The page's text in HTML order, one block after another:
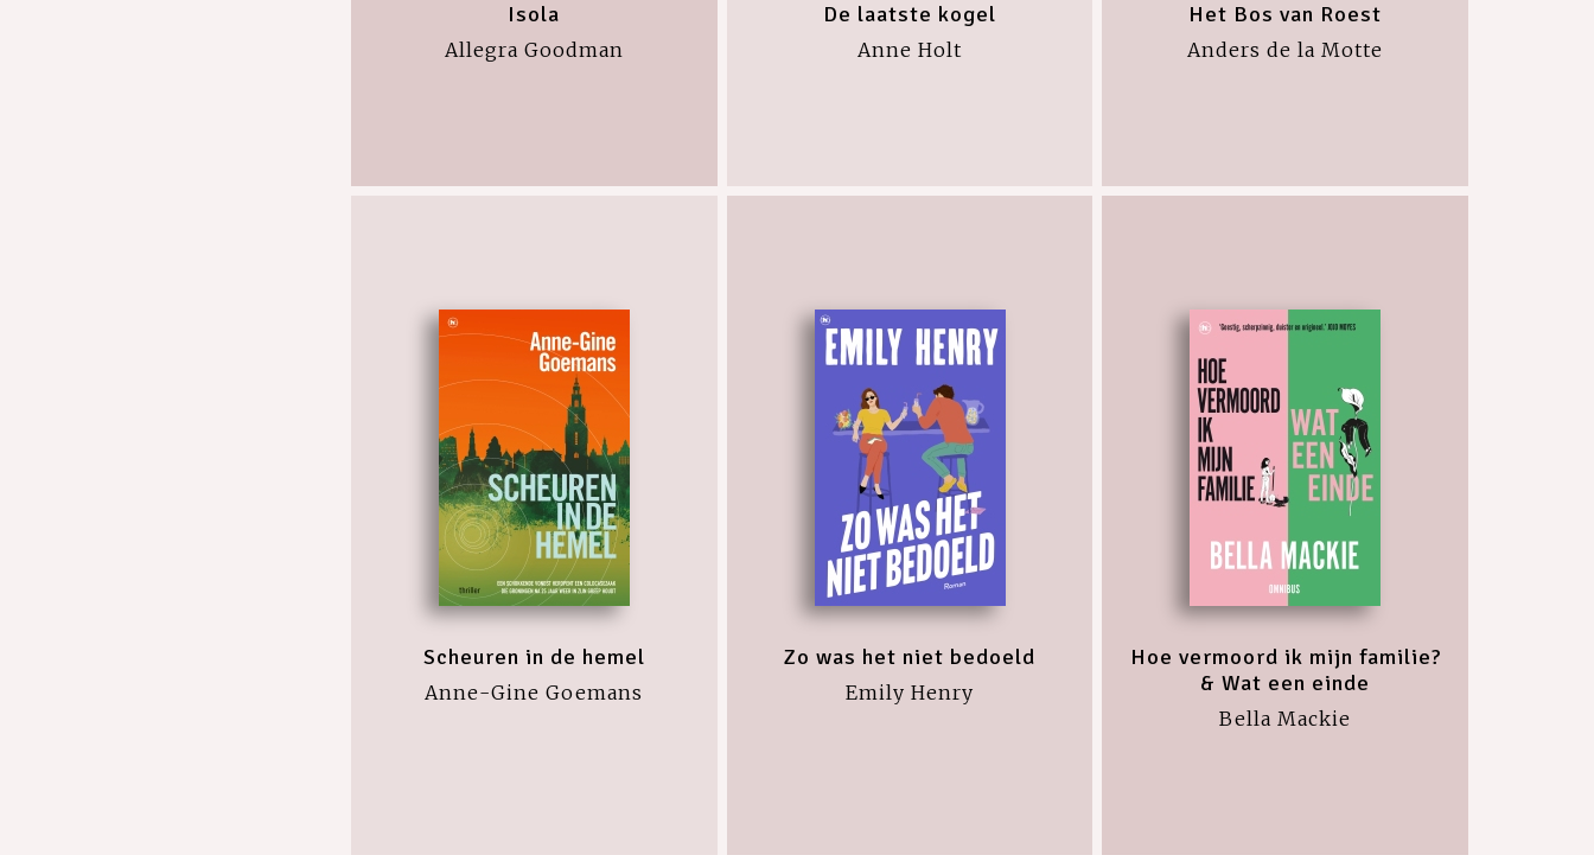
Isola
Allegra Goodman
De laatste kogel
Anne Holt
Het Bos van Roest
Anders de la Motte
Scheuren in de hemel
Anne-Gine Goemans
Zo was het niet bedoeld
Emily Henry
Hoe vermoord ik mijn familie?
& Wat een einde
Bella Mackie